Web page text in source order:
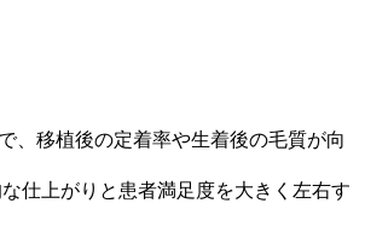
、移植後の定着率や生着後の毛質が向
仕上がりと患者満足度を大きく左右す